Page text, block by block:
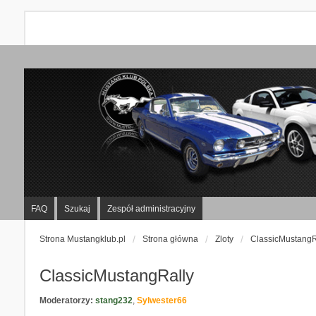
FAQ Szukaj Zespół administracyjny
Strona Mustangklub.pl Strona główna Zloty
ClassicMustangRally
Moderatorzy: stang232, Sylwester66